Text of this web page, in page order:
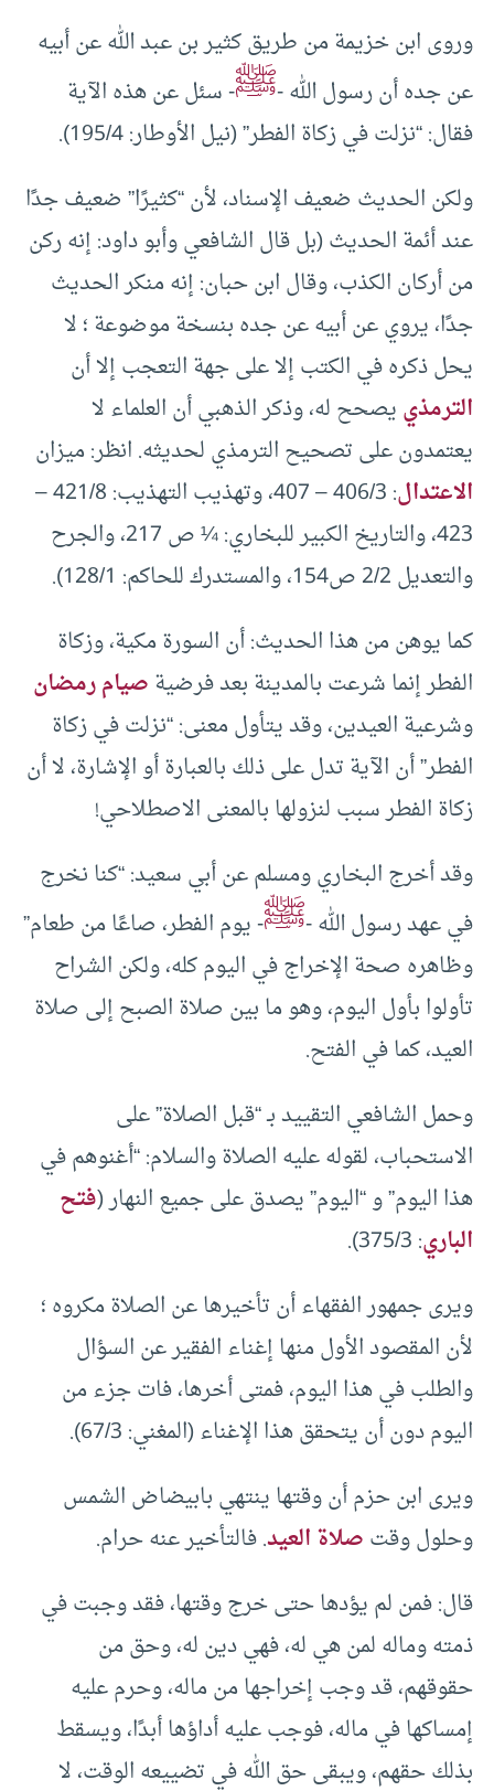
وروى ابن خزيمة من طريق كثير بن عبد الله عن أبيه
عن جده أن رسول الله -ﷺ- سئل عن هذه الآية
فقال: “نزلت في زكاة الفطر” (نيل الأوطار: 195/4).
ولكن الحديث ضعيف الإسناد، لأن “كثيرًا” ضعيف جدًا
عند أئمة الحديث (بل قال الشافعي وأبو داود: إنه ركن
من أركان الكذب، وقال ابن حبان: إنه منكر الحديث
جدًا، يروي عن أبيه عن جده بنسخة موضوعة ؛ لا
يحل ذكره في الكتب إلا على جهة التعجب إلا أن
الترمذييصحح له، وذكر الذهبي أن العلماء لا
يعتمدون على تصحيح الترمذي لحديثه. انظر: ميزان
الاعتدال
: 406/3 – 407، وتهذيب التهذيب: 421/8 –
423، والتاريخ الكبير للبخاري: ¼ ص 217، والجرح
والتعديل 2/2 ص154، والمستدرك للحاكم: 128/1).
كما يوهن من هذا الحديث: أن السورة مكية، وزكاة
الفطر إنما شرعت بالمدينة بعد فرضيةصيام رمضان
وشرعية العيدين، وقد يتأول معنى: “نزلت في زكاة
الفطر” أن الآية تدل على ذلك بالعبارة أو الإشارة، لا أن
زكاة الفطر سبب لنزولها بالمعنى الاصطلاحي!
وقد أخرج البخاري ومسلم عن أبي سعيد: “كنا نخرج
في عهد رسول الله -ﷺ- يوم الفطر، صاعًا من طعام”
وظاهره صحة الإخراج في اليوم كله، ولكن الشراح
تأولوا بأول اليوم، وهو ما بين صلاة الصبح إلى صلاة
العيد، كما في الفتح.
وحمل الشافعي التقييد بـ “قبل الصلاة” على
الاستحباب، لقوله عليه الصلاة والسلام: “أغنوهم في
هذا اليوم” و “اليوم” يصدق على جميع النهار (فتح
الباري: 375/3).
ويرى جمهور الفقهاء أن تأخيرها عن الصلاة مكروه ؛
لأن المقصود الأول منها إغناء الفقير عن السؤال
والطلب في هذا اليوم، فمتى أخرها، فات جزء من
اليوم دون أن يتحقق هذا الإغناء (المغني: 67/3).
ويرى ابن حزم أن وقتها ينتهي بابيضاض الشمس
وحلول وقتصلاة العيد. فالتأخير عنه حرام.
قال: فمن لم يؤدها حتى خرج وقتها، فقد وجبت في
ذمته وماله لمن هي له، فهي دين له، وحق من
حقوقهم، قد وجب إخراجها من ماله، وحرم عليه
إمساكها في ماله، فوجب عليه أداؤها أبدًا، ويسقط
بذلك حقهم، ويبقى حق الله في تضييعه الوقت، لا